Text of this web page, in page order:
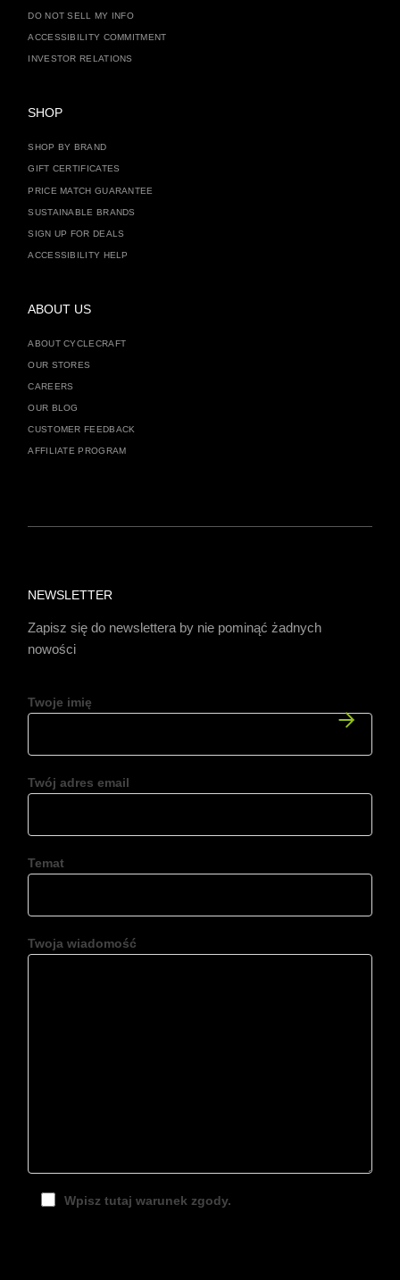
DO NOT SELL MY INFO
ACCESSIBILITY COMMITMENT
INVESTOR RELATIONS
SHOP
SHOP BY BRAND
GIFT CERTIFICATES
PRICE MATCH GUARANTEE
SUSTAINABLE BRANDS
SIGN UP FOR DEALS
ACCESSIBILITY HELP
ABOUT US
ABOUT CYCLECRAFT
OUR STORES
CAREERS
OUR BLOG
CUSTOMER FEEDBACK
AFFILIATE PROGRAM
NEWSLETTER
Zapisz się do newslettera by nie pominąć żadnych
nowości
Twoje imię
Twój adres email
Temat
Twoja wiadomość
Wpisz tutaj warunek zgody.